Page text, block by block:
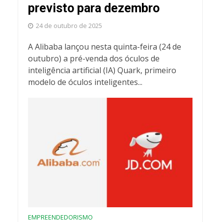
previsto para dezembro
24 de outubro de 2025
A Alibaba lançou nesta quinta-feira (24 de
outubro) a pré-venda dos óculos de
inteligência artificial (IA) Quark, primeiro
modelo de óculos inteligentes...
EMPREENDEDORISMO